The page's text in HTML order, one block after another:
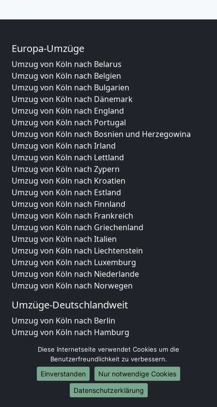
Europa-Umzüge
Umzug von Köln nach Belarus
Umzug von Köln nach Belgien
Umzug von Köln nach Bulgarien
Umzug von Köln nach Dänemark
Umzug von Köln nach England
Umzug von Köln nach Portugal
Umzug von Köln nach Bosnien und Herzegowina
Umzug von Köln nach Irland
Umzug von Köln nach Lettland
Umzug von Köln nach Zypern
Umzug von Köln nach Kroatien
Umzug von Köln nach Estland
Umzug von Köln nach Finnland
Umzug von Köln nach Frankreich
Umzug von Köln nach Griechenland
Umzug von Köln nach Italien
Umzug von Köln nach Liechtenstein
Umzug von Köln nach Luxemburg
Umzug von Köln nach Niederlande
Umzug von Köln nach Norwegen
Umzüge-Deutschlandweit
Umzug von Köln nach Berlin
Umzug von Köln nach Hamburg
Umzug von Köln nach Köln
Umzug von Köln nach Frankfurt am Main
Umzug von Köln nach Stuttgart
Umzug von Köln nach Düsseldorf
Diese Internetseite verwendet Cookies um die
Benutzerfreundlichkeit zu verbessern.
Einverstanden
Nur notwendige Cookies
Datenschutzerklärung